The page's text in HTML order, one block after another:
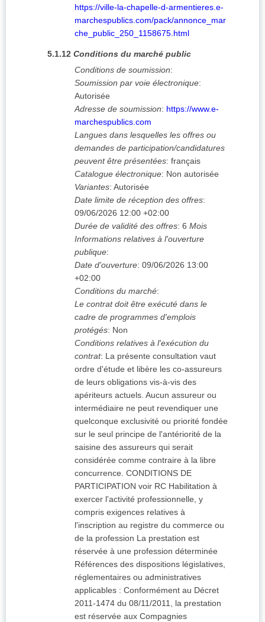
https://ville-la-chapelle-d-armentieres.e-
marchespublics.com/pack/annonce_mar
che_public_250_1158675.html
5.1.12 Conditions du marché public
Conditions de soumission:
Soumission par voie électronique:
Autorisée
Adresse de soumission: https://www.e-
marchespublics.com
Langues dans lesquelles les offres ou
demandes de participation/candidatures
peuvent être présentées: français
Catalogue électronique: Non autorisée
Variantes: Autorisée
Date limite de réception des offres:
09/06/2026 12:00 +02:00
Durée de validité des offres: 6 Mois
Informations relatives à l'ouverture
publique:
Date d'ouverture: 09/06/2026 13:00
+02:00
Conditions du marché:
Le contrat doit être exécuté dans le
cadre de programmes d'emplois
protégés: Non
Conditions relatives à l'exécution du
contrat: La présente consultation vaut
ordre d'étude et libère les co-assureurs
de leurs obligations vis-à-vis des
apériteurs actuels. Aucun assureur ou
intermédiaire ne peut revendiquer une
quelconque exclusivité ou priorité fondée
sur le seul principe de l'antériorité de la
saisine des assureurs qui serait
considérée comme contraire à la libre
concurrence. CONDITIONS DE
PARTICIPATION voir RC Habilitation à
exercer l'activité professionnelle, y
compris exigences relatives à
l'inscription au registre du commerce ou
de la profession La prestation est
réservée à une profession déterminée
Références des dispositions législatives,
réglementaires ou administratives
applicables : Conformément au Décret
2011-1474 du 08/11/2011, la prestation
est réservée aux Compagnies